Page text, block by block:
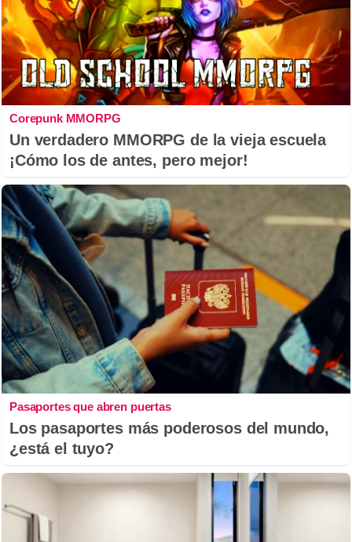
Corepunk MMORPG
Un verdadero MMORPG de la vieja escuela
¡Cómo los de antes, pero mejor!
Pasaportes que abren puertas
Los pasaportes más poderosos del mundo,
¿está el tuyo?